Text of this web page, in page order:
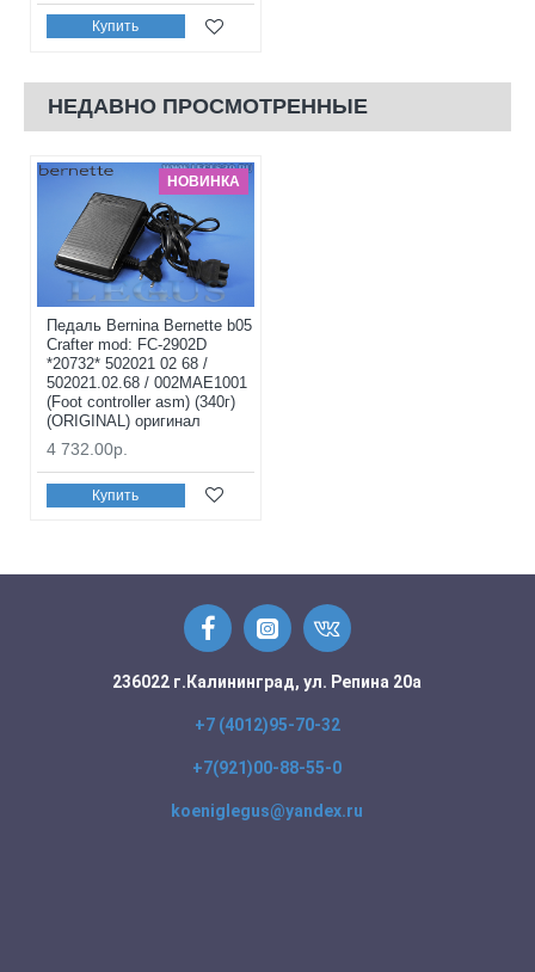
Купить
НЕДАВНО ПРОСМОТРЕННЫЕ
НОВИНКА
Педаль Bernina Bernette b05
Crafter mod: FC-2902D
*20732* 502021 02 68 /
502021.02.68 / 002MAE1001
(Foot controller asm) (340г)
(ORIGINAL) оригинал
4 732.00р.
Купить
236022 г.Калининград, ул. Репина 20а
+7 (4012)95-70-32
+7(921)00-88-55-0
koeniglegus@yandex.ru